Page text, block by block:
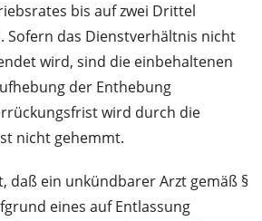
bis auf zwei Drittel
Sofern das Dienstverhältnis nicht
wird, sind die einbehaltenen
der Enthebung
wird durch die
nicht gehemmt.
daß ein unkündbarer Arzt gemäß §
eines auf Entlassung